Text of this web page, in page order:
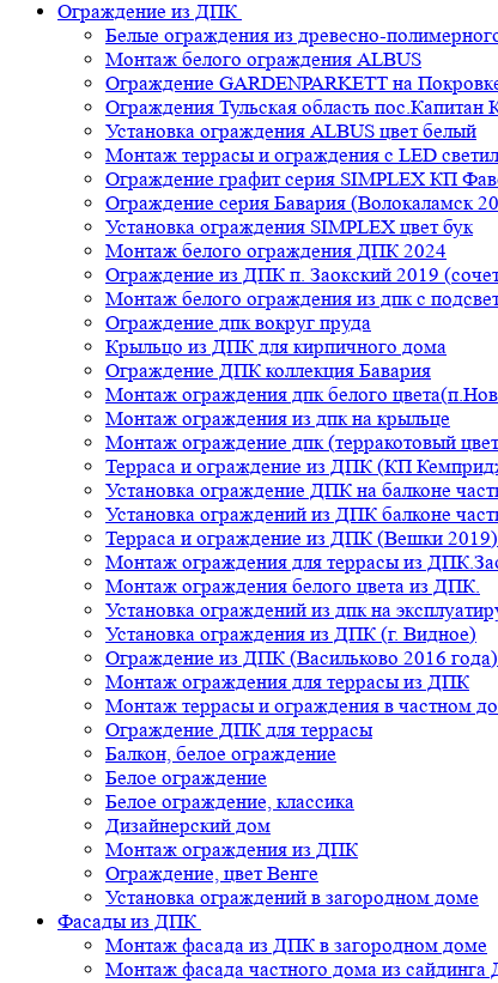
Ограждение из ДПК
Белые ограждения из древесно-
Монтаж белого ограждения ALBUS
Ограждение GARDENPARKETT на
Ограждения Тульская область пос.Капитан
Установка ограждения ALBUS цвет белый
Монтаж террасы и ограждения с LED
Ограждение графит серия SIMPLEX КП
Ограждение серия Бавария (Волокаламск
Установка ограждения SIMPLEX цвет бук
Монтаж белого ограждения ДПК 2024
Ограждение из ДПК п. Заокский 2019
Монтаж белого ограждения из дпк с
Ограждение дпк вокруг пруда
Крыльцо из ДПК для кирпичного дома
Ограждение ДПК коллекция Бавария
Монтаж ограждения дпк белого
Монтаж ограждения из дпк на крыльце
Монтаж ограждение дпк (терракотовый
Терраса и ограждение из ДПК (КП
Установка ограждение ДПК на балконе
Установка ограждений из ДПК балконе
Терраса и ограждение из ДПК (Вешки 2019)
Монтаж ограждения для террасы из
Монтаж ограждения белого цвета из ДПК.
Установка ограждений из дпк на
Установка ограждения из ДПК (г. Видное)
Ограждение из ДПК (Васильково 2016 года)
Монтаж ограждения для террасы из ДПК
Монтаж террасы и ограждения в частном
Ограждение ДПК для террасы
Балкон, белое ограждение
Белое ограждение
Белое ограждение, классика
Дизайнерский дом
Монтаж ограждения из ДПК
Ограждение, цвет Венге
Установка ограждений в загородном доме
Фасады из ДПК
Монтаж фасада из ДПК в загородном доме
Монтаж фасада частного дома из